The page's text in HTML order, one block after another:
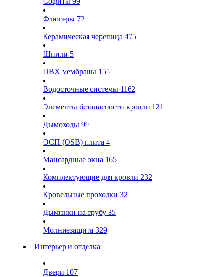
Флюгеры 72
Керамическая черепица 475
Шпили 5
ПВХ мембраны 155
Водосточные системы 1162
Элементы безопасности кровли 121
Дымоходы 99
ОСП (OSB) плита 4
Мансардные окна 165
Комплектующие для кровли 232
Кровельные проходки 32
Дымники на трубу 85
Молниезащита 329
Интерьер и отделка
Двери 107